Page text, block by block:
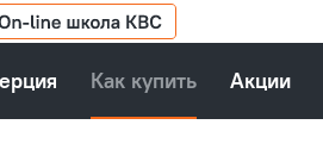
Как купить Акции